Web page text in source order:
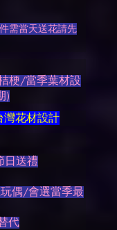
需當天送花請先
梗/當季葉材設
)
花材設計
日送禮
偶/會選當季最
代